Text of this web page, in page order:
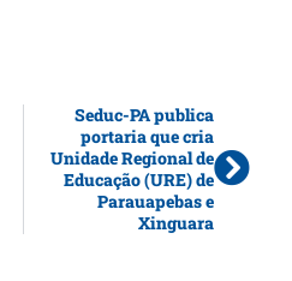
Seduc-PA publica
portaria que cria
Unidade Regional de
Educação (URE) de
Parauapebas e
Xinguara